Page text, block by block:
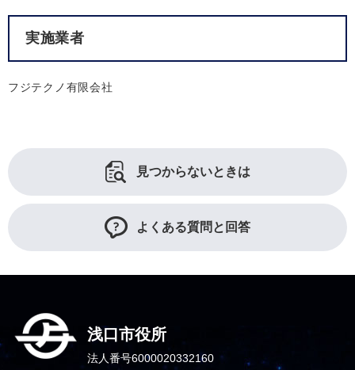
実施業者
フジテクノ有限会社
見つからないときは
よくある質問と回答
浅口市役所
法人番号6000020332160